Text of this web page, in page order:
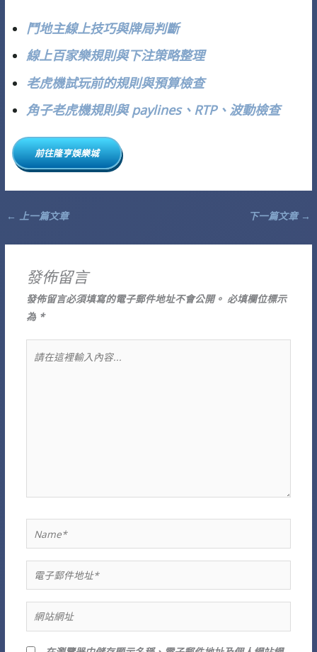
鬥地主線上技巧與牌局判斷
線上百家樂規則與下注策略整理
老虎機試玩前的規則與預算檢查
角子老虎機規則與 paylines、RTP、波動檢查
前往隆亨娛樂城
← 上一篇文章 下一篇文章 →
發佈留言
發佈留言必須填寫的電子郵件地址不會公開。 必填欄位標示
為 *
在
子
郵
件
站
網